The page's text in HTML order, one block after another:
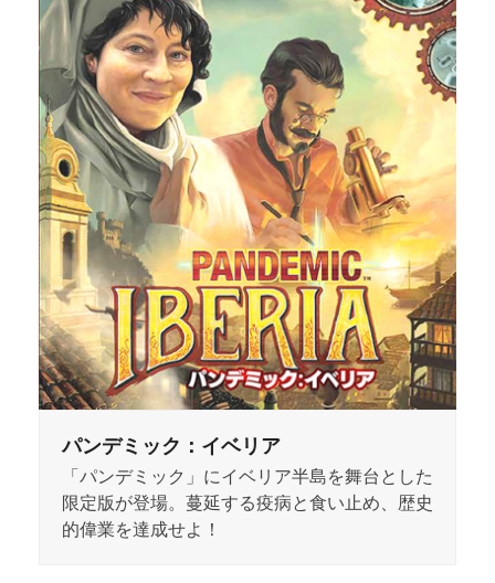
パンデミック：イベリア
「パンデミック」にイベリア半島を舞台とした
限定版が登場。蔓延する疫病と食い止め、歴史
的偉業を達成せよ！